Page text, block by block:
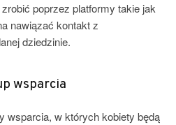
poprzez platformy takie jak
nawiązać kontakt z
dziedzinie.
wsparcia
wsparcia, w których kobiety będą